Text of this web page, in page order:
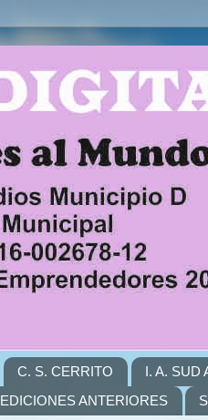
C. S. CERRITO
I. A. SUD
EDICIONES ANTERIORES